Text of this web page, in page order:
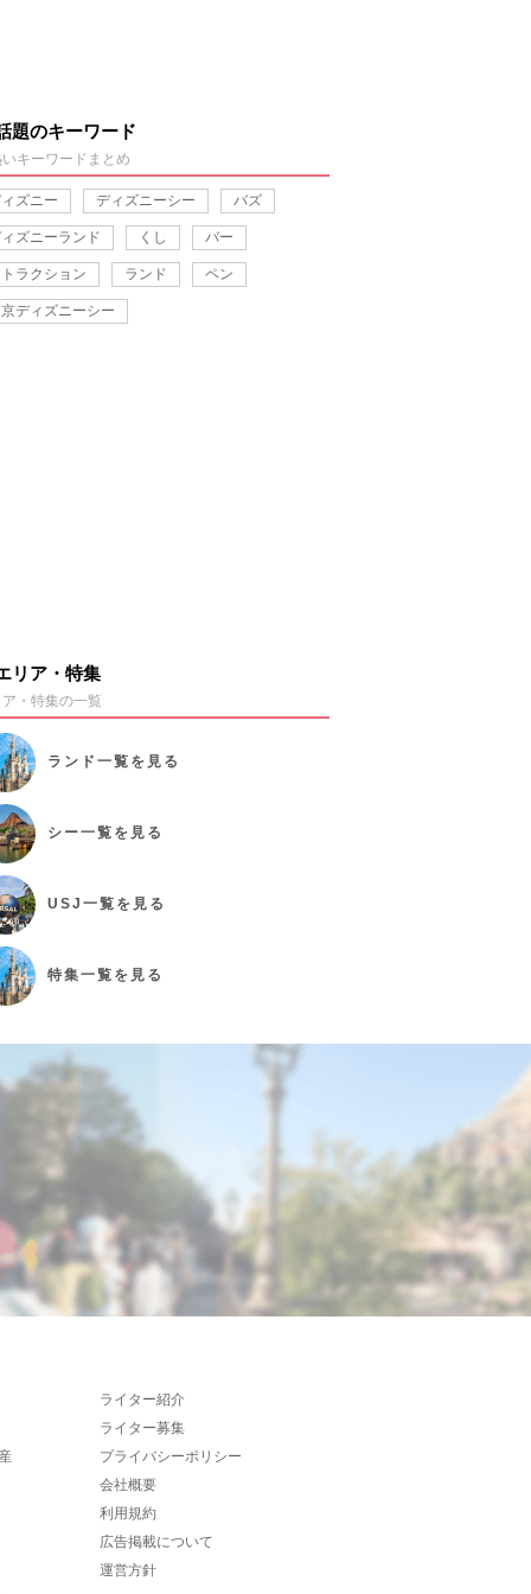
題のキーワード
キーワードまとめ
ズニー ディズニーシー バズ
ズニーランド くし バー
ラクション ランド ペン
ディズニーシー
リア・特集
・特集の一覧
ランド 一覧を見る
シー一覧を見る
USJ 一覧を見る
特集一覧を見る
ライター紹介
ライター募集
プライバシーポリシー
会社概要
利用規約
広告掲載について
運営方針